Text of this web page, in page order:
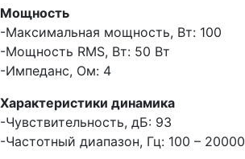
Мощность
-Максимальная мощность, Вт: 100
-Мощность RMS, Вт: 50 Вт
-Импеданс, Ом: 4
Характеристики динамика
-Чувствительность, дБ: 93
-Частотный диапазон, Гц: 100 – 20000